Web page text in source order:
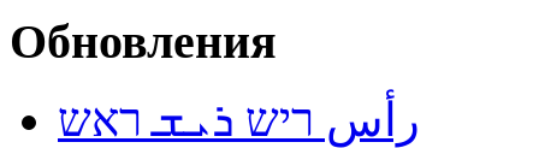
Обновления
رأس ריש ܪܝܫ ראש